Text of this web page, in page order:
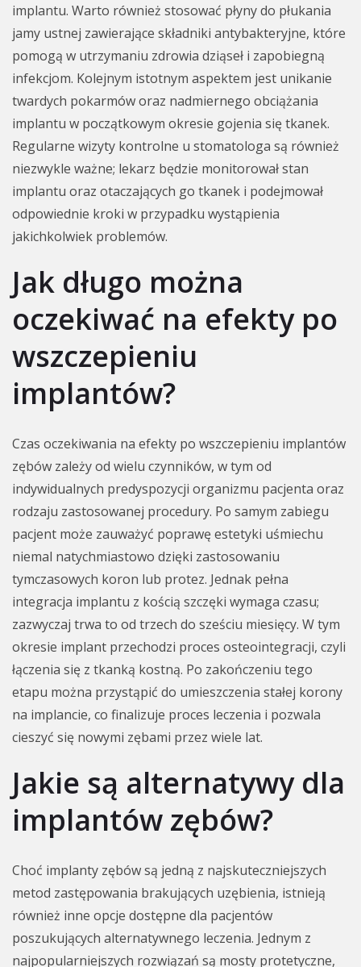
implantu. Warto również stosować płyny do płukania
jamy ustnej zawierające składniki antybakteryjne, które
pomogą w utrzymaniu zdrowia dziąseł i zapobiegną
infekcjom. Kolejnym istotnym aspektem jest unikanie
twardych pokarmów oraz nadmiernego obciążania
implantu w początkowym okresie gojenia się tkanek.
Regularne wizyty kontrolne u stomatologa są również
niezwykle ważne; lekarz będzie monitorował stan
implantu oraz otaczających go tkanek i podejmował
odpowiednie kroki w przypadku wystąpienia
jakichkolwiek problemów.
Jak długo można
oczekiwać na efekty po
wszczepieniu
implantów?
Czas oczekiwania na efekty po wszczepieniu implantów
zębów zależy od wielu czynników, w tym od
indywidualnych predyspozycji organizmu pacjenta oraz
rodzaju zastosowanej procedury. Po samym zabiegu
pacjent może zauważyć poprawę estetyki uśmiechu
niemal natychmiastowo dzięki zastosowaniu
tymczasowych koron lub protez. Jednak pełna
integracja implantu z kością szczęki wymaga czasu;
zazwyczaj trwa to od trzech do sześciu miesięcy. W tym
okresie implant przechodzi proces osteointegracji, czyli
łączenia się z tkanką kostną. Po zakończeniu tego
etapu można przystąpić do umieszczenia stałej korony
na implancie, co finalizuje proces leczenia i pozwala
cieszyć się nowymi zębami przez wiele lat.
Jakie są alternatywy dla
implantów zębów?
Choć implanty zębów są jedną z najskuteczniejszych
metod zastępowania brakujących uzębienia, istnieją
również inne opcje dostępne dla pacjentów
poszukujących alternatywnego leczenia. Jednym z
najpopularniejszych rozwiązań są mosty protetyczne,